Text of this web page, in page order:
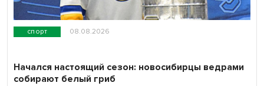
спорт 08.08.2026
Начался настоящий сезон: новосибирцы ведрами
собирают белый гриб